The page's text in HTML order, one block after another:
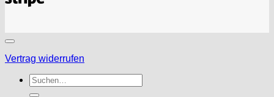
Vertrag widerrufen
Suchen
nach: